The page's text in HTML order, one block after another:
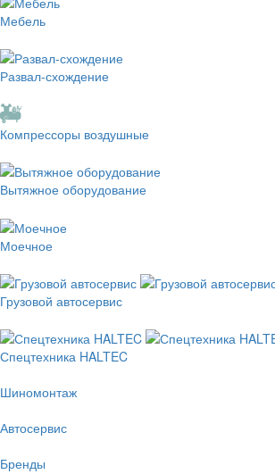
Мебель
Развал-схождение
Компрессоры воздушные
Вытяжное оборудование
Моечное
Грузовой автосервис
Спецтехника HALTEC
Шиномонтаж
Автосервис
Бренды